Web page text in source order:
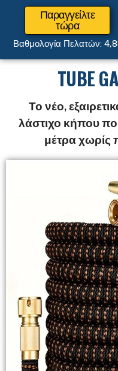
Παραγγείλτε
τώρα
Βαθμολογία Πελατών:
TUBE
Το νέο,
λάστιχο κήπου
μέτραχωρίς